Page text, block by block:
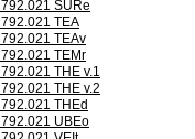
792.021 SURe
792.021 TEA
792.021 TEAv
792.021 TEMr
792.021 THE v.1
792.021 THE v.2
792.021 THEd
792.021 UBEo